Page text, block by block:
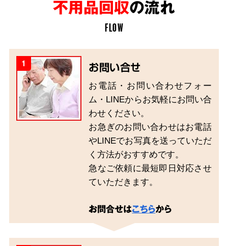
不用品回収の流れ
FLOW
1 お問い合せ
お電話・お問い合わせフォー
ム・LINEからお気軽にお問い合
わせください。
お急ぎのお問い合わせはお電話
やLINEでお写真を送っていただ
く方法がおすすめです。
急なご依頼に最短即日対応させ
ていただきます。
お問合せはこちらから